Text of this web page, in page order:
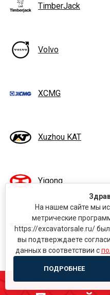
TimberJack
Volvo
XCMG
Xuzhou KAT
Yigong
Zauberg
На нашем сайте мы
метрические
https://excavatorsale.ru/
вы подтверждаете
данных в соответствии с
ПОДРОБНЕЕ